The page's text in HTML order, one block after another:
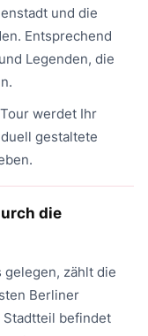
und die
Entsprechend
Legenden, die
werdet Ihr
gestaltete
die
zählt die
Berliner
befindet